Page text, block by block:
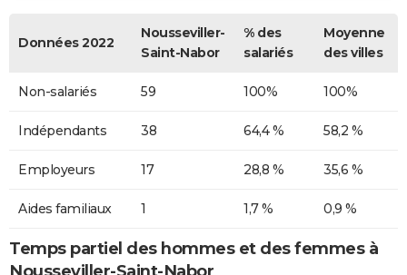
Données 2022
Nousseviller-
Saint-Nabor
% des
salariés
Moyenne
des villes
Non-salariés 59 100% 100%
Indépendants 38 64,4 % 58,2 %
Employeurs 17 28,8 % 35,6 %
Aides familiaux 1 1,7 % 0,9 %
Temps partiel des hommes et des femmes à